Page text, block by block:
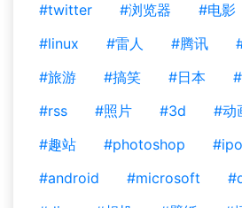
#twitter
#浏览器 #电影
#linux
#雷人 #腾讯
#旅游
#搞笑 #日本
#rss
#照片 #3d #动
#趣站
#photoshop
#android
#microsoft